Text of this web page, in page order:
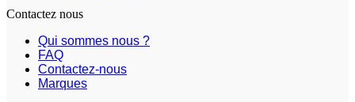
Contactez nous
Qui sommes nous ?
FAQ
Contactez-nous
Marques